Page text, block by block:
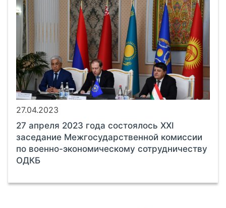
27.04.2023
27 апреля 2023 года состоялось XXI
заседание Межгосударственной комиссии
по военно-экономическому сотрудничеству
ОДКБ